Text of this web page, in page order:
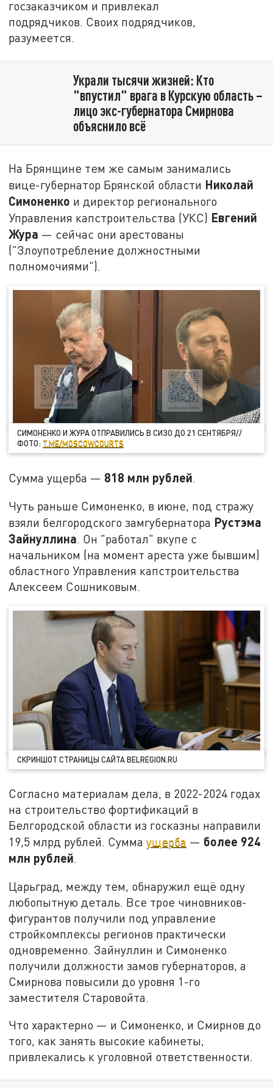
госзаказчиком и привлекал
подрядчиков. Своих подрядчиков,
разумеется.
Украли тысячи жизней: Кто
"впустил" врага в Курскую область –
лицо экс-губернатора Смирнова
объяснило всё
На Брянщине тем же самым занимались
вице-губернатор Брянской области Николай
Симоненко и директор регионального
Управления капстроительства (УКС) Евгений
Жура — сейчас они арестованы
("Злоупотребление должностными
полномочиями").
СИМОНЕНКО И ЖУРА ОТПРАВИЛИСЬ В СИЗО ДО 21 СЕНТЯБРЯ//
ФОТО: T.ME/MOSCOWCOURTS
Сумма ущерба — 818 млн рублей.
Чуть раньше Симоненко, в июне, под стражу
взяли белгородского замгубернатора Рустэма
Зайнуллина . Он "работал" вкупе с
начальником (на момент ареста уже бывшим)
областного Управления капстроительства
Алексеем Сошниковым.
СКРИНШОТ СТРАНИЦЫ САЙТА BELREGION.RU
Согласно материалам дела, в 2022-2024 годах
на строительство фортификаций в
Белгородской области из госказны направили
19,5 млрд рублей. Суммаущерба — более 924
млн рублей.
Царьград, между тем, обнаружил ещё одну
любопытную деталь. Все трое чиновников-
фигурантов получили под управление
стройкомплексы регионов практически
одновременно. Зайнуллин и Симоненко
получили должности замов губернаторов, а
Смирнова повысили до уровня 1-го
заместителя Старовойта.
Что характерно — и Симоненко, и Смирнов до
того, как занять высокие кабинеты,
привлекались к уголовной ответственности.